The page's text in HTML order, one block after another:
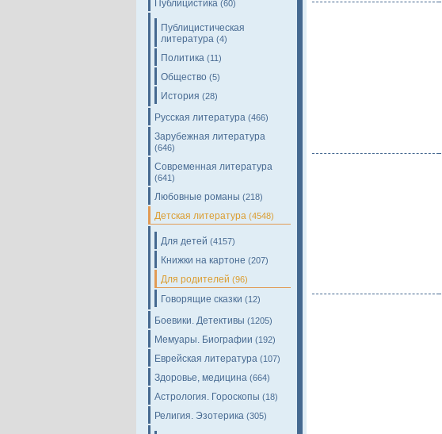
Публицистика (60)
Публицистическая
литература (4)
Политика (11)
Общество (5)
История (28)
Русская литература (466)
Зарубежная литература
(646)
Современная литература
(641)
Любовные романы (218)
Детская литература (4548)
Для детей (4157)
Книжки на картоне (207)
Для родителей (96)
Говорящие сказки (12)
Боевики. Детективы (1205)
Мемуары. Биографии (192)
Еврейская литература (107)
Здоровье, медицина (664)
Астрология. Гороскопы (18)
Религия. Эзотерика (305)